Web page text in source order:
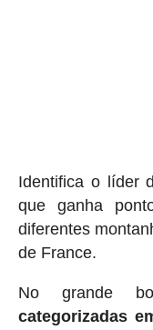
Identifica o líder
que ganha
diferentes
de France.
No grande
categorizadas